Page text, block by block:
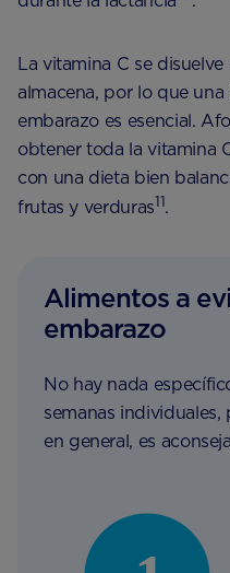
La vitamina C se
almacena, por lo que
embarazo es esencial.
obtener toda la vitamina
con una dieta bien
frutas y verduras11.
Alimentos a
embarazo
No hay nada
semanas
en general, es